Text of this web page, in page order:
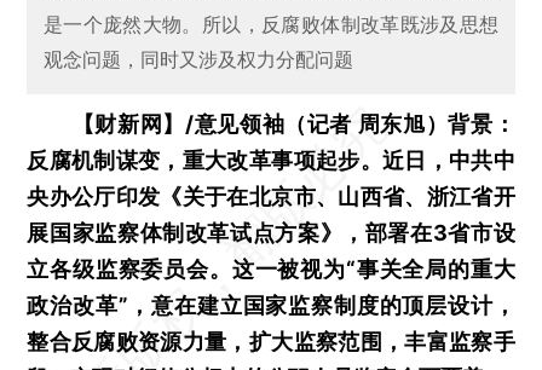
是一个庞然大物。所以，反腐败体制改革既涉及思想
观念问题，同时又涉及权力分配问题
【财新网】/意见领袖（记者 周东旭）背景：
反腐机制谋变，重大改革事项起步。近日，中共中
央办公厅印发《关于在北京市、山西省、浙江省开
展国家监察体制改革试点方案》，部署在3省市设
立各级监察委员会。这一被视为“事关全局的重大
政治改革”，意在建立国家监察制度的顶层设计，
整合反腐败资源力量，扩大监察范围，丰富监察手